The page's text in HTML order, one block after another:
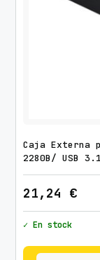
Caja Externa
2280B/ USB
21,24 €
✓ En stock